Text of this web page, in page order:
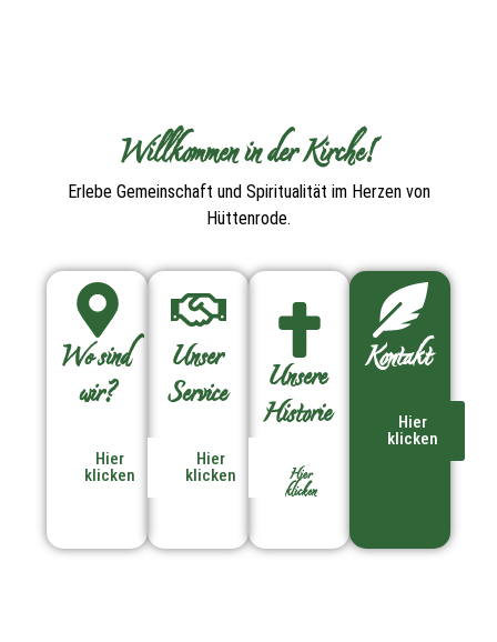
Willkommen in der Kirche!
Erlebe Gemeinschaft und Spiritualität im Herzen von
Hüttenrode.
Wo sind
wir?
Hier
klicken
Unser
Service
Hier
klicken
Unsere
Historie
Hier
klicken
Kontakt
Hier
klicken